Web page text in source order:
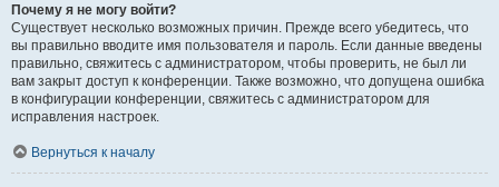
Почему я не могу войти?
Существует несколько возможных причин. Прежде всего убедитесь, что
вы правильно вводите имя пользователя и пароль. Если данные введены
правильно, свяжитесь с администратором, чтобы проверить, не был ли
вам закрыт доступ к конференции. Также возможно, что допущена ошибка
в конфигурации конференции, свяжитесь с администратором для
исправления настроек.
Вернуться к началу